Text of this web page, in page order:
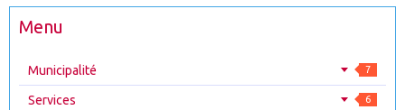
Menu
Municipalité 7
Services 6